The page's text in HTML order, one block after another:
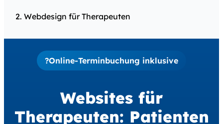
Webdesign für Therapeuten
?Online-Terminbuchung inklusive
Websites für
Therapeuten: Patienten